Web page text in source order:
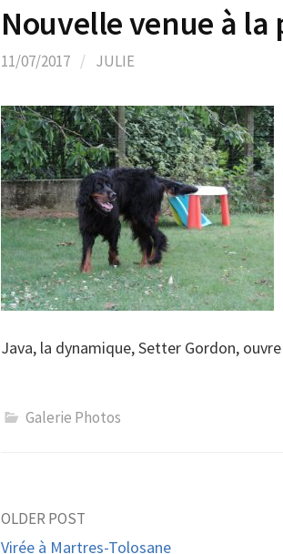
Nouvelle venue à la
11/07/2017 / JULIE
Java, la dynamique, Setter Gordon,
Galerie Photos
Post
OLDER POST
Virée à Martres-Tolosane